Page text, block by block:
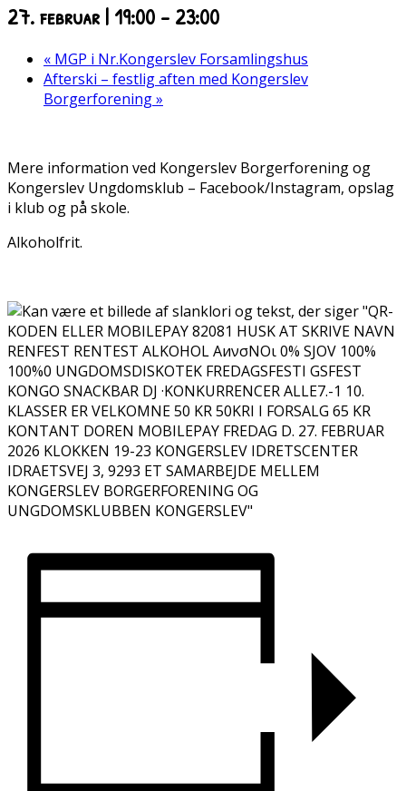
27. februar | 19:00 - 23:00
« MGP i Nr.Kongerslev Forsamlingshus
Afterski – festlig aften med Kongerslev
Borgerforening»
Mere information ved Kongerslev Borgerforening og
Kongerslev Ungdomsklub – Facebook/Instagram, opslag
i klub og på skole.
Alkoholfrit.